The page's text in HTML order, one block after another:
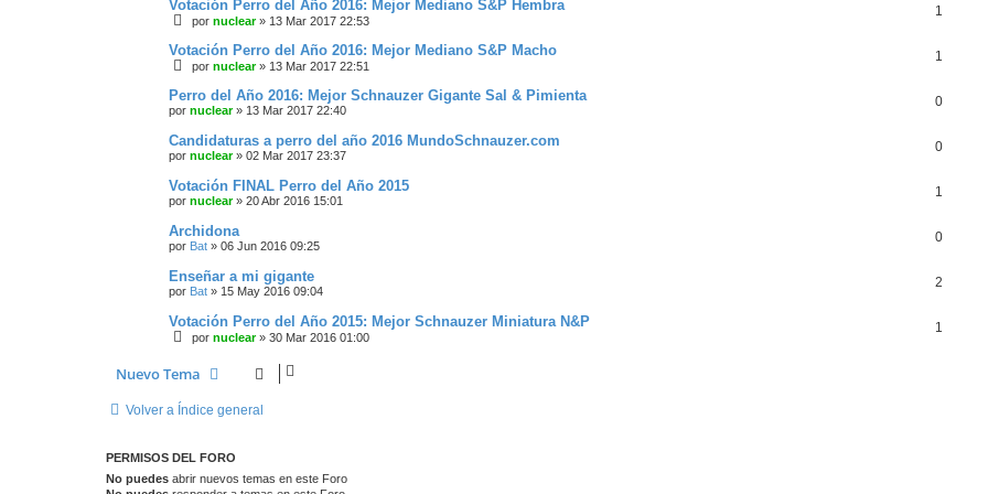
Votación Perro del Año 2016: Mejor Mediano S&P Hembra
por nuclear» 13 Mar 2017 22:53
1
Votación Perro del Año 2016: Mejor Mediano S&P Macho
por nuclear» 13 Mar 2017 22:51
1
Perro del Año 2016: Mejor Schnauzer Gigante Sal & Pimienta
por nuclear» 13 Mar 2017 22:40
0
Candidaturas a perro del año 2016 MundoSchnauzer.com
por nuclear» 02 Mar 2017 23:37
0
Votación FINAL Perro del Año 2015
por nuclear» 20 Abr 2016 15:01
1
Archidona
por Bat » 06 Jun 2016 09:25
0
Enseñar a mi gigante
por Bat » 15 May 2016 09:04
2
Votación Perro del Año 2015: Mejor Schnauzer Miniatura N&P
por nuclear» 30 Mar 2016 01:00
1
Nuevo Tema
Volver a Índice general
PERMISOS DEL FORO
No puedes abrir nuevos temas en este Foro